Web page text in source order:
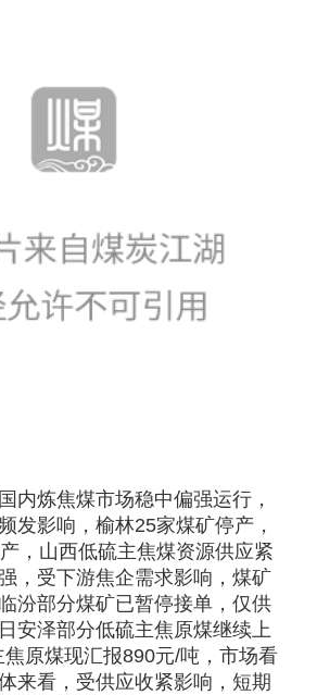
内炼焦煤市场稳中偏强运行，
发影响，榆林25家煤矿停产，
，山西低硫主焦煤资源供应紧
，受下游焦企需求影响，煤矿
汾部分煤矿已暂停接单，仅供
安泽部分低硫主焦原煤继续上
原煤现汇报890元/吨，市场看
来看，受供应收紧影响，短期